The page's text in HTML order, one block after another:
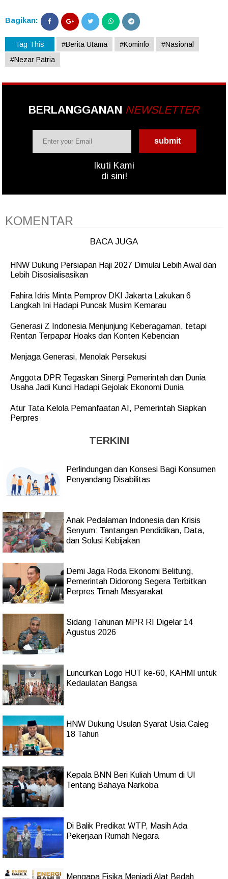
Bagikan:
Tag This #Berita Utama #Kominfo
#Nasional
#Nezar Patria
BERLANGGANAN NEWSLETTER
Ikuti Kami
di sini!
KOMENTAR
BACA JUGA
HNW Dukung Persiapan Haji 2027 Dimulai Lebih Awal dan
Lebih Disosialisasikan
Fahira Idris Minta Pemprov DKI Jakarta Lakukan 6
Langkah Ini Hadapi Puncak Musim Kemarau
Generasi Z Indonesia Menjunjung Keberagaman, tetapi
Rentan Terpapar Hoaks dan Konten Kebencian
Menjaga Generasi, Menolak Persekusi
Anggota DPR Tegaskan Sinergi Pemerintah dan Dunia
Usaha Jadi Kunci Hadapi Gejolak Ekonomi Dunia
Atur Tata Kelola Pemanfaatan AI, Pemerintah Siapkan
Perpres
TERKINI
Perlindungan dan Konsesi Bagi Konsumen
Penyandang Disabilitas
Anak Pedalaman Indonesia dan Krisis
Senyum: Tantangan Pendidikan, Data,
dan Solusi Kebijakan
Demi Jaga Roda Ekonomi Belitung,
Pemerintah Didorong Segera Terbitkan
Perpres Timah Masyarakat
Sidang Tahunan MPR RI Digelar 14
Agustus 2026
Luncurkan Logo HUT ke-60, KAHMI untuk
Kedaulatan Bangsa
HNW Dukung Usulan Syarat Usia Caleg
18 Tahun
Kepala BNN Beri Kuliah Umum di UI
Tentang Bahaya Narkoba
Di Balik Predikat WTP, Masih Ada
Pekerjaan Rumah Negara
Mengapa Fisika Menjadi Alat Bedah